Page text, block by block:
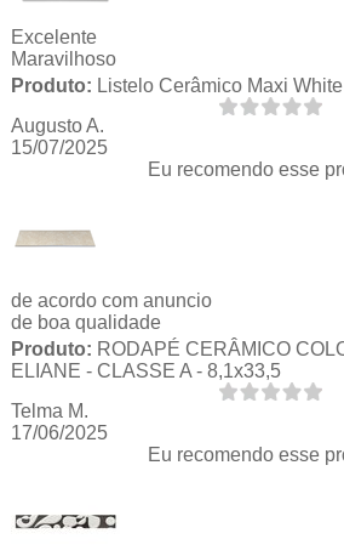
Excelente
Maravilhoso
Produto: Listelo Cerâmico Maxi
Augusto A.
15/07/2025
Eu recomendo esse
de acordo com anuncio
de boa qualidade
Produto: RODAPÉ CERÂMICO
ELIANE - CLASSE A - 8,1x33,5
Telma M.
17/06/2025
Eu recomendo esse